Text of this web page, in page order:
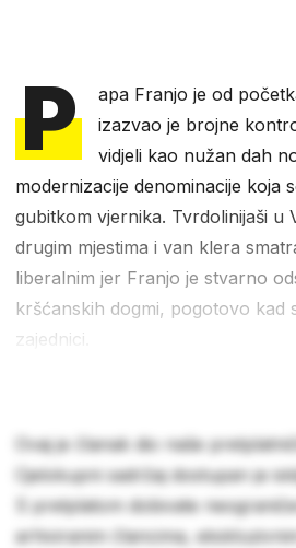
P
apa Franjo je od
izazvao je brojne
vidjeli kao nužan dah
modernizacije denominacije koja
gubitkom vjernika. Tvrdolinijaši u
drugim mjestima i van klera
liberalnim jer Franjo je stvarno
kršćanskih dogmi, pogotovo kad
zajednici.
Ovaj je članak dio naše
Cjelokupni sadržaj dostupan je
S pretplatom dobivate
arhiviranim člancima,